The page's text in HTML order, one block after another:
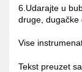
6.Udarajte u
druge, dugačke
Vise
Tekst preuzet